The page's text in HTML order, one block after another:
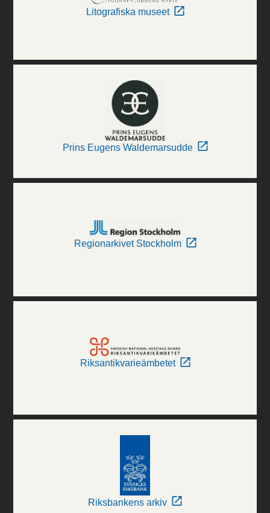
Litografiska museet
Prins Eugens Waldemarsudde
Regionarkivet Stockholm
Riksantikvarieämbetet
Riksbankens arkiv